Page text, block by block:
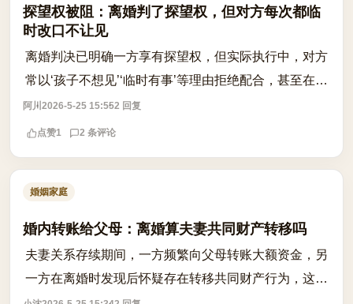
探望权被阻：离婚判了探望权，但对方每次都临
时改口不让见
离婚判决已明确一方享有探望权，但实际执行中，对方
常以‘孩子不想见’‘临时有事’等理由拒绝配合，甚至在探
望前临时更改行程、拒接电话，导致探望权形同虚设。
这种行为不仅违反生效判决，更可...
阿川 2026-5-25 15:552 回复
点赞1 2 条评论
婚姻家庭
婚内转账给父母：离婚算夫妻共同财产转移吗
夫妻关系存续期间，一方频繁向父母转账大额资金，另
一方在离婚时发现后怀疑存在转移共同财产行为，这种